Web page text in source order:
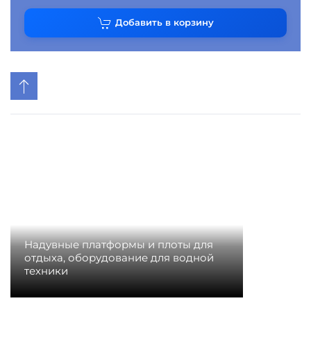
Добавить в корзину
Надувные платформы и плоты для
отдыха, оборудование для водной
техники